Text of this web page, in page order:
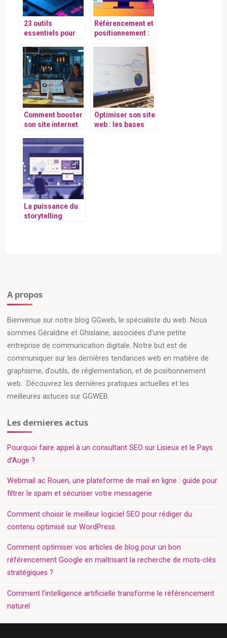
23 outils
essentiels pour
référencement
naturel
Référencement et
positionnement :
concepts clés
stratégie on-page
Comment booster
son site internet
Optimiser son site
web : les bases
La puissance du
storytelling
A propos
Bienvenue sur notre blog GGweb, le spécialiste du web. Nous
sommes Géraldine et Ghislaine, associées d’une petite
entreprise de communication digitale. Notre but est de
communiquer sur les dernières tendances web en matière de
graphisme, d’outils, de réglementation, et de positionnement
web. Découvrez les dernières pratiques actuelles et les
meilleures astuces sur GGWEB.
Les dernieres actus
Pourquoi faire appel à un consultant SEO sur Lisieux et le Pays
d’Auge ?
Webmail ac Rouen, une plateforme de mail en ligne : guide pour
filtrer le spam et sécuriser votre messagerie
Comment choisir le meilleur logiciel SEO pour rédiger du
contenu optimisé sur WordPress
Comment optimiser vos articles de blog pour un bon
référencement Google en maîtrisant la recherche de mots-clés
stratégiques ?
Comment l’intelligence artificielle transforme le référencement
naturel